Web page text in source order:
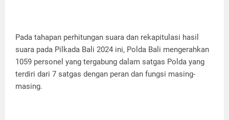
Pada tahapan perhitungan suara dan rekapitulasi hasil
suara pada Pilkada Bali 2024 ini, Polda Bali mengerahkan
1059 personel yang tergabung dalam satgas Polda yang
terdiri dari 7 satgas dengan peran dan fungsi masing-
masing.